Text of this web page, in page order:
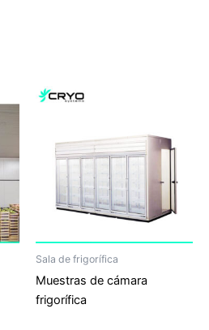
Sala de frigorífica
Muestras de cámara
frigorífica